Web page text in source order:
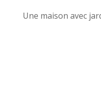
Une maison avec